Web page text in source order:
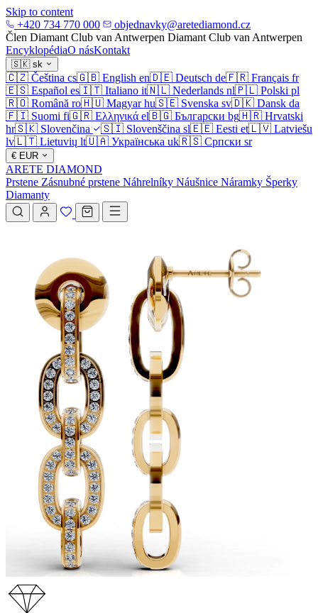
Skip to content
+420 734 770 000
objednavky@aretediamond.cz
Člen Diamant Club van Antwerpen Diamant Club van Antwerpen
EncyklopédiaO násKontakt
🇸🇰 sk
🇨🇿 Čeština cs🇬🇧 English en🇩🇪 Deutsch de🇫🇷 Français fr
🇪🇸 Español es🇮🇹 Italiano it🇳🇱 Nederlands nl🇵🇱 Polski pl
🇷🇴 Română ro🇭🇺 Magyar hu🇸🇪 Svenska sv🇩🇰 Dansk da
🇫🇮 Suomi fi🇬🇷 Ελληνικά el🇧🇬 Български bg🇭🇷 Hrvatski
hr🇸🇰 Slovenčina 🇸🇮 Slovenščina sl🇪🇪 Eesti et🇱🇻 Latviešu
lv🇱🇹 Lietuvių lt🇺🇦 Українська uk🇷🇸 Српски sr
€ EUR
ARETE DIAMOND
Prstene Zásnubné prstene Náhrelníky Náušnice Náramky Šperky
Diamanty